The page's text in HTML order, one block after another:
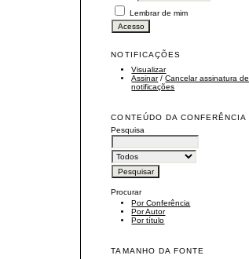
Lembrar de mim
NOTIFICAÇÕES
Visualizar
Assinar/Cancelar assinatura de
notificações
CONTEÚDO DA CONFERÊNCIA
Pesquisa
Procurar
Por Conferência
Por Autor
Por título
TAMANHO DA FONTE